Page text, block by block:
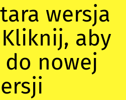
wersja
aby
do nowej